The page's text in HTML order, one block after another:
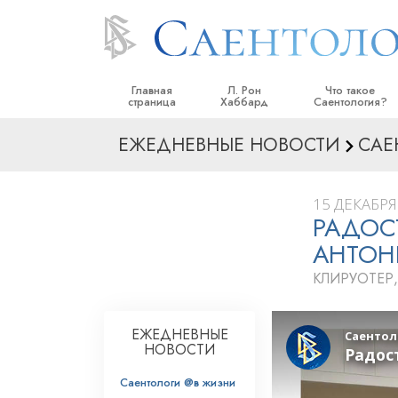
Главная
страница
Л. Рон
Хаббард
Что такое
Саентология?
Верования и
Что саентологи
Саентологии
Познакомьтесь
Основные
Введение в
ЕЖЕДНЕВНЫЕ НОВОСТИ
15
ЕЖЕДНЕВНЫЕ
НОВОСТИ
Саентологи @в жизни